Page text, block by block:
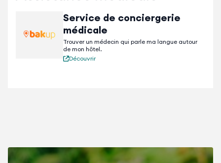
Service de conciergerie
médicale
Trouver un médecin qui parle ma langue autour
de mon hôtel.
Découvrir